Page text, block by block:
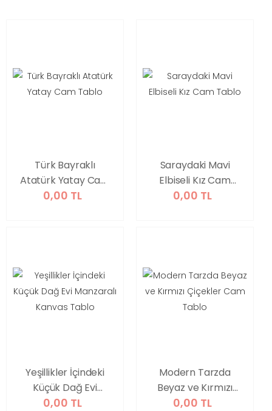
Türk Bayraklı
Atatürk Yatay Cam
Tablo
0,00 TL
Saraydaki Mavi
Elbiseli Kız Cam
Tablo
0,00 TL
Yeşillikler İçindeki
Küçük Dağ Evi
Manzaralı Kanvas
0,00 TL
Modern Tarzda
Beyaz ve Kırmızı
Çiçekler Cam
0,00 TL